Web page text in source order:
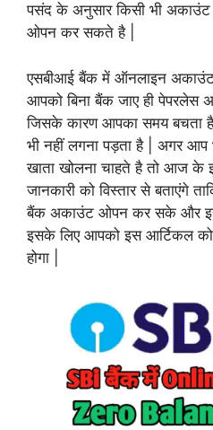
पसंद के अनुसार किसी भी
ओपन कर सकते है |
एसबीआई बैंक में ऑनलाइन
आपको बिना बैंक जाए ही पेपरलेस
जिसके कारण आपका समय बचता
भी नहीं लगना पड़ता है | अगर
खाता खोलना चाहते है तो आज के
जानकारी को विस्तार से बताएंगे
बैंक अकाउंट ओपन कर सके और
इसके लिए आपको इस आर्टिकल
होगा |